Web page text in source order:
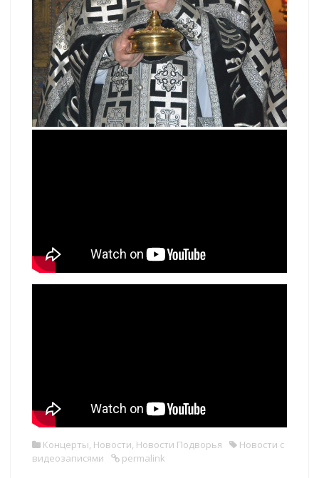
Концерты, Новости, Новости Подворья
Новости с
видеозаписями
permalink